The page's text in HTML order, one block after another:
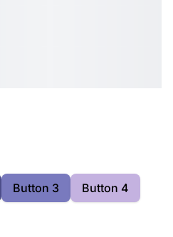
Button 3
Button 4